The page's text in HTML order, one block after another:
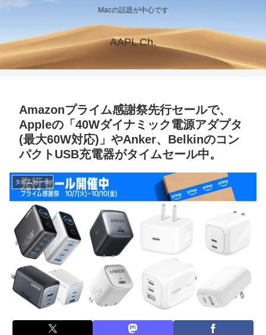
Macの話題が中心です
AAPL Ch.
Amazonプライム感謝祭先行セールで、
Appleの「40Wダイナミック電源アダプタ
(最大60W対応)」やAnker、Belkinのコン
パクトUSB充電器がタイムセール中。
タイムセール